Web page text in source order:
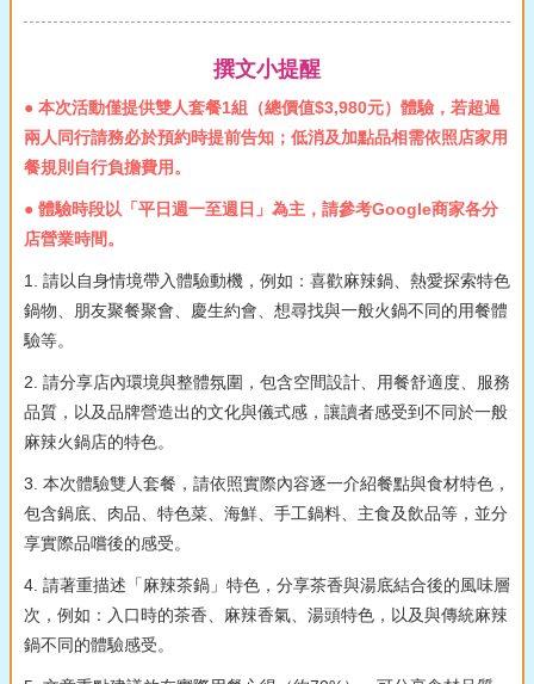
撰文小提醒
● 本次活動僅提供雙人套餐1組（總價值$3,980元）體驗，若超過
兩人同行請務必於預約時提前告知；低消及加點品相需依照店家用
餐規則自行負擔費用。
● 體驗時段以「平日週一至週日」為主，請參考Google商家各分
店營業時間。
1. 請以自身情境帶入體驗動機，例如：喜歡麻辣鍋、熱愛探索特色
鍋物、朋友聚餐聚會、慶生約會、想尋找與一般火鍋不同的用餐體
驗等。
2. 請分享店內環境與整體氛圍，包含空間設計、用餐舒適度、服務
品質，以及品牌營造出的文化與儀式感，讓讀者感受到不同於一般
麻辣火鍋店的特色。
3. 本次體驗雙人套餐，請依照實際內容逐一介紹餐點與食材特色，
包含鍋底、肉品、特色菜、海鮮、手工鍋料、主食及飲品等，並分
享實際品嚐後的感受。
4. 請著重描述「麻辣茶鍋」特色，分享茶香與湯底結合後的風味層
次，例如：入口時的茶香、麻辣香氣、湯頭特色，以及與傳統麻辣
鍋不同的體驗感受。